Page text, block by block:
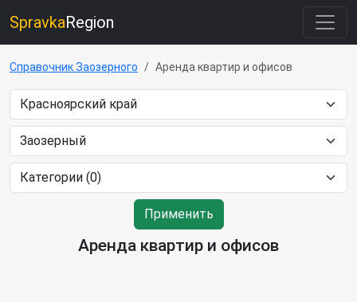
SpravkaRegion
Справочник Заозерного Аренда квартир и офисов
Применить
Аренда квартир и офисов